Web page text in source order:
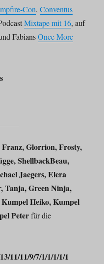
Con,Conventus
Mixtape mit 16, auf
FabiansOnce More
Glorrion, Frosty,
ShellbackBeau,
Jaegers, Elera
Tanja, Green Ninja,
Heiko, Kumpel
Peterfür die
11/11/9/7/1/1/1/1/1